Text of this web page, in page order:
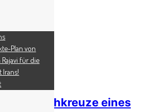
als Drehkreuze eines
Plan von
Rajavi für die
Irans!